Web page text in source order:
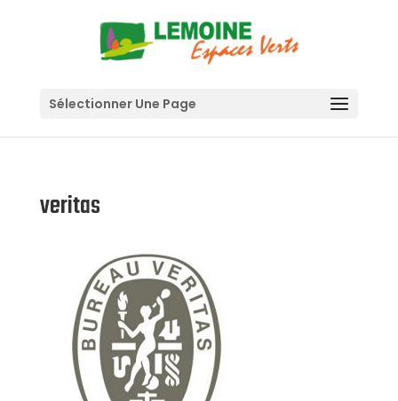
Sélectionner Une Page
veritas